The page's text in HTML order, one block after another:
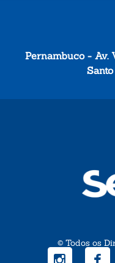
Pernambuco - Av.
© Todos os